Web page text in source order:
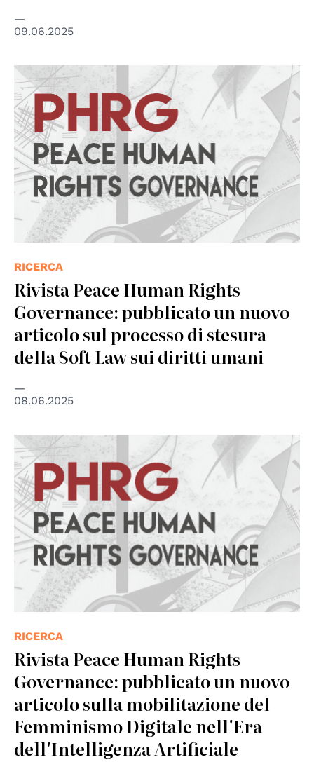
09.06.2025
RICERCA
Rivista Peace Human Rights
Governance: pubblicato un nuovo
articolo sul processo di stesura
della Soft Law sui diritti umani
08.06.2025
RICERCA
Rivista Peace Human Rights
Governance: pubblicato un nuovo
articolo sulla mobilitazione del
Femminismo Digitale nell'Era
dell'Intelligenza Artificiale